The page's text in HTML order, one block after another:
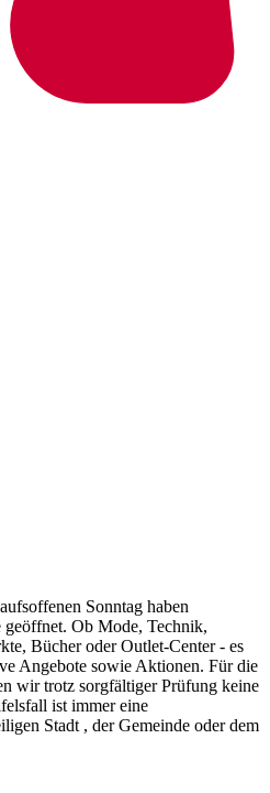
Sonntag haben
geöffnet. Ob Mode, Technik,
Bücher oder Outlet-Center - es
Angebote sowie Aktionen. Für die
wir trotz sorgfältiger Prüfung keine
ist immer eine
Stadt , der Gemeinde oder dem